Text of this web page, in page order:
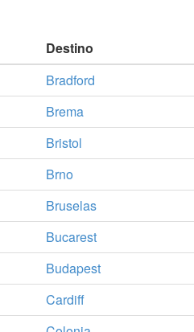
Destino
Bradford
Brema
Bristol
Brno
Bruselas
Bucarest
Budapest
Cardiff